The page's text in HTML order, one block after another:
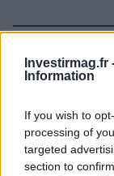
Investirmag.fr
Information
If you wish to
processing of
targeted
section to
Continuez